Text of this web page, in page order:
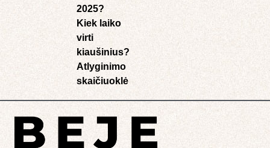
2025?
Kiek laiko
virti
kiaušinius?
Atlyginimo
skaičiuoklė​